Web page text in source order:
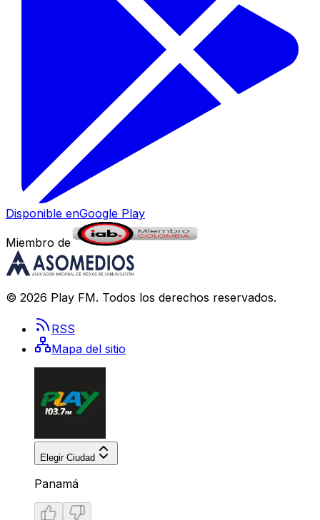
Disponible enGoogle Play
Miembro de
© 2026 Play FM. Todos los derechos reservados.
RSS
Mapa del sitio
Elegir Ciudad
Panamá